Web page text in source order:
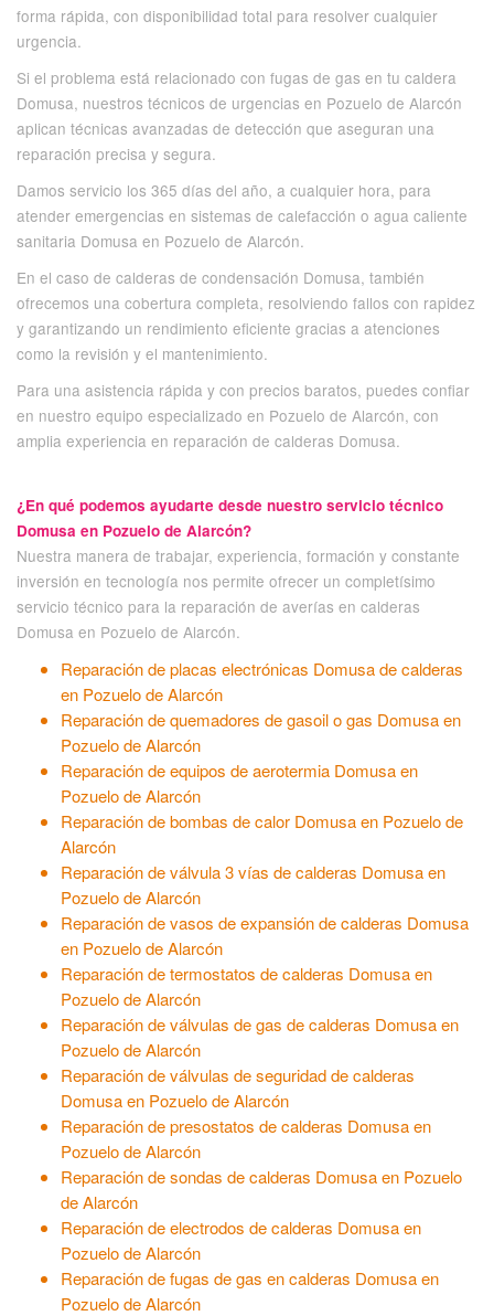
forma rápida, con disponibilidad total para resolver cualquier
urgencia.
Si el problema está relacionado con fugas de gas en tu caldera
Domusa, nuestros técnicos de urgencias en Pozuelo de Alarcón
aplican técnicas avanzadas de detección que aseguran una
reparación precisa y segura.
Damos servicio los 365 días del año, a cualquier hora, para
atender emergencias en sistemas de calefacción o agua caliente
sanitaria Domusa en Pozuelo de Alarcón.
En el caso de calderas de condensación Domusa, también
ofrecemos una cobertura completa, resolviendo fallos con rapidez
y garantizando un rendimiento eficiente gracias a atenciones
como la revisión y el mantenimiento.
Para una asistencia rápida y con precios baratos, puedes confiar
en nuestro equipo especializado en Pozuelo de Alarcón, con
amplia experiencia en reparación de calderas Domusa.
¿En qué podemos ayudarte desde nuestro servicio técnico
Domusa en Pozuelo de Alarcón?
Nuestra manera de trabajar, experiencia, formación y constante
inversión en tecnología nos permite ofrecer un completísimo
servicio técnico para la reparación de averías en calderas
Domusa en Pozuelo de Alarcón.
Reparación de placas electrónicas Domusa de calderas
en Pozuelo de Alarcón
Reparación de quemadores de gasoil o gas Domusa en
Pozuelo de Alarcón
Reparación de equipos de aerotermia Domusa en
Pozuelo de Alarcón
Reparación de bombas de calor Domusa en Pozuelo de
Alarcón
Reparación de válvula 3 vías de calderas Domusa en
Pozuelo de Alarcón
Reparación de vasos de expansión de calderas Domusa
en Pozuelo de Alarcón
Reparación de termostatos de calderas Domusa en
Pozuelo de Alarcón
Reparación de válvulas de gas de calderas Domusa en
Pozuelo de Alarcón
Reparación de válvulas de seguridad de calderas
Domusa en Pozuelo de Alarcón
Reparación de presostatos de calderas Domusa en
Pozuelo de Alarcón
Reparación de sondas de calderas Domusa en Pozuelo
de Alarcón
Reparación de electrodos de calderas Domusa en
Pozuelo de Alarcón
Reparación de fugas de gas en calderas Domusa en
Pozuelo de Alarcón